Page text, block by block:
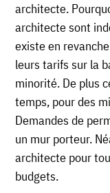
architecte.
architecte sont
existe en
leurs tarifs sur la
minorité. De plus
temps, pour des
Demandes de
un mur porteur.
architecte pour
budgets.